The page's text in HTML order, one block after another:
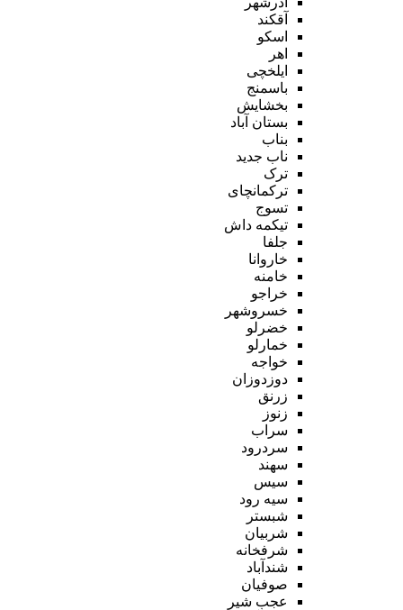
آقکند
اسکو
اهر
ایلخچی
باسمنج
بخشایش
بستان آباد
بناب
ناب جدید
ترک
ترکمانچای
تسوج
تیکمه داش
جلفا
خاروانا
خامنه
خراجو
خسروشهر
خضرلو
خمارلو
خواجه
دوزدوزان
زرنق
زنوز
سراب
سردرود
سهند
سیس
سیه رود
شبستر
شربیان
شرفخانه
شندآباد
صوفیان
عجب شیر